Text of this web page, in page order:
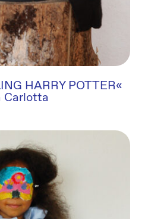
HARRY POTTER«
Carlotta